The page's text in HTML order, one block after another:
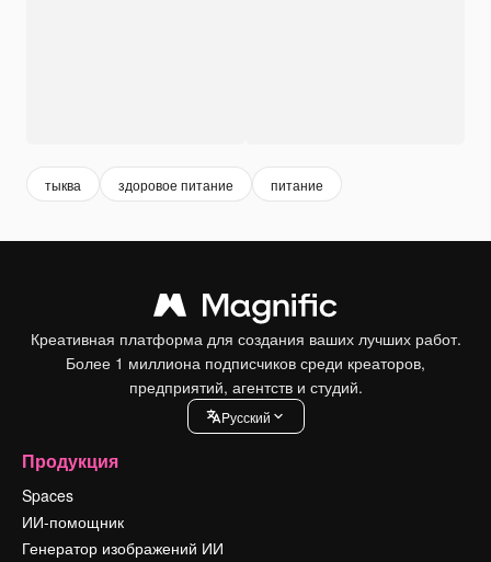
тыква здоровое питание питание
Креативная платформа для создания ваших лучших работ.
Более 1 миллиона подписчиков среди креаторов,
предприятий, агентств и студий.
Pусский
Продукция
Spaces
ИИ-помощник
Генератор изображений ИИ